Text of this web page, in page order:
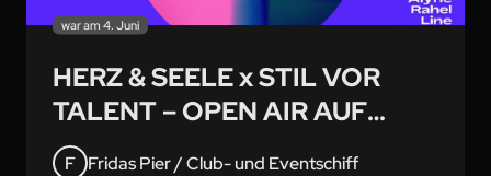
war am 4. Juni
HERZ & SEELE x STIL VOR
TALENT – OPEN AIR AUF
FRIDAS PIER!
F Fridas Pier / Club- und Eventschiff